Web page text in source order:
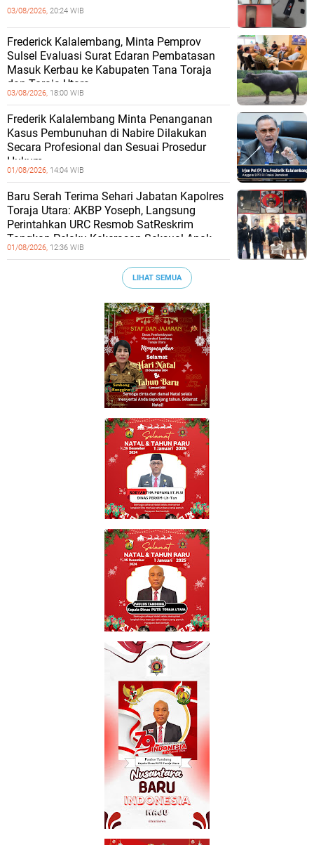
03/08/2026, 20:24 WIB
Frederick Kalalembang, Minta Pemprov
Sulsel Evaluasi Surat Edaran Pembatasan
Masuk Kerbau ke Kabupaten Tana Toraja
dan Toraja Utara
03/08/2026, 18:00 WIB
Frederik Kalalembang Minta Penanganan
Kasus Pembunuhan di Nabire Dilakukan
Secara Profesional dan Sesuai Prosedur
Hukum
01/08/2026, 14:04 WIB
Baru Serah Terima Sehari Jabatan Kapolres
Toraja Utara: AKBP Yoseph, Langsung
Perintahkan URC Resmob SatReskrim
Tangkap Pelaku Kekerasan Seksual Anak
01/08/2026, 12:36 WIB
LIHAT SEMUA